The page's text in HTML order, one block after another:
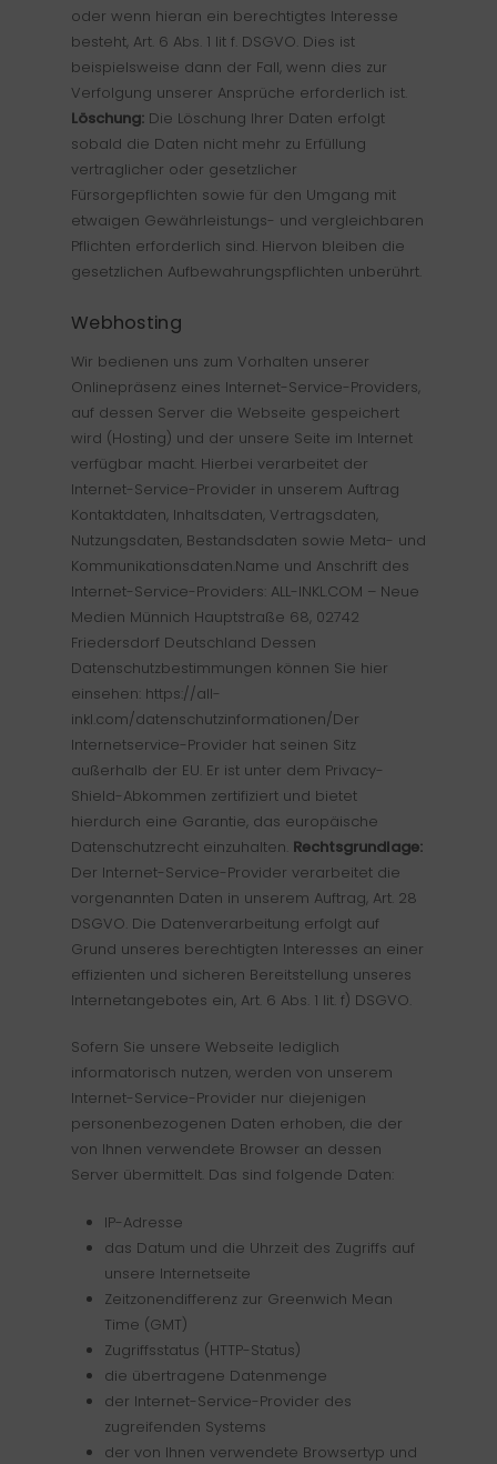
oder wenn hieran ein berechtigtes Interesse
besteht, Art. 6 Abs. 1 lit f. DSGVO. Dies ist
beispielsweise dann der Fall, wenn dies zur
Verfolgung unserer Ansprüche erforderlich ist.
Löschung: Die Löschung Ihrer Daten erfolgt
sobald die Daten nicht mehr zu Erfüllung
vertraglicher oder gesetzlicher
Fürsorgepflichten sowie für den Umgang mit
etwaigen Gewährleistungs- und vergleichbaren
Pflichten erforderlich sind. Hiervon bleiben die
gesetzlichen Aufbewahrungspflichten unberührt.
Webhosting
Wir bedienen uns zum Vorhalten unserer
Onlinepräsenz eines Internet-Service-Providers,
auf dessen Server die Webseite gespeichert
wird (Hosting) und der unsere Seite im Internet
verfügbar macht. Hierbei verarbeitet der
Internet-Service-Provider in unserem Auftrag
Kontaktdaten, Inhaltsdaten, Vertragsdaten,
Nutzungsdaten, Bestandsdaten sowie Meta- und
Kommunikationsdaten.Name und Anschrift des
Internet-Service-Providers: ALL-INKL.COM – Neue
Medien Münnich Hauptstraße 68, 02742
Friedersdorf Deutschland Dessen
Datenschutzbestimmungen können Sie hier
einsehen: https://all-
inkl.com/datenschutzinformationen/Der
Internetservice-Provider hat seinen Sitz
außerhalb der EU. Er ist unter dem Privacy-
Shield-Abkommen zertifiziert und bietet
hierdurch eine Garantie, das europäische
Datenschutzrecht einzuhalten. Rechtsgrundlage:
Der Internet-Service-Provider verarbeitet die
vorgenannten Daten in unserem Auftrag, Art. 28
DSGVO. Die Datenverarbeitung erfolgt auf
Grund unseres berechtigten Interesses an einer
effizienten und sicheren Bereitstellung unseres
Internetangebotes ein, Art. 6 Abs. 1 lit. f) DSGVO.
Sofern Sie unsere Webseite lediglich
informatorisch nutzen, werden von unserem
Internet-Service-Provider nur diejenigen
personenbezogenen Daten erhoben, die der
von Ihnen verwendete Browser an dessen
Server übermittelt. Das sind folgende Daten:
IP-Adresse
das Datum und die Uhrzeit des Zugriffs auf
unsere Internetseite
Zeitzonendifferenz zur Greenwich Mean
Time (GMT)
Zugriffsstatus (HTTP-Status)
die übertragene Datenmenge
der Internet-Service-Provider des
zugreifenden Systems
der von Ihnen verwendete Browsertyp und